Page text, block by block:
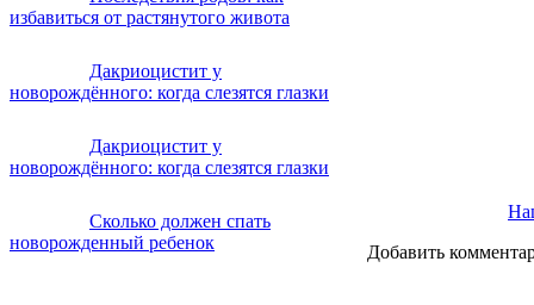
избавиться от растянутого живота
Дакриоцистит у
новорождённого: когда слезятся глазки
Дакриоцистит у
новорождённого: когда слезятся глазки
Сколько должен спать
новорожденный ребенок
Добавить